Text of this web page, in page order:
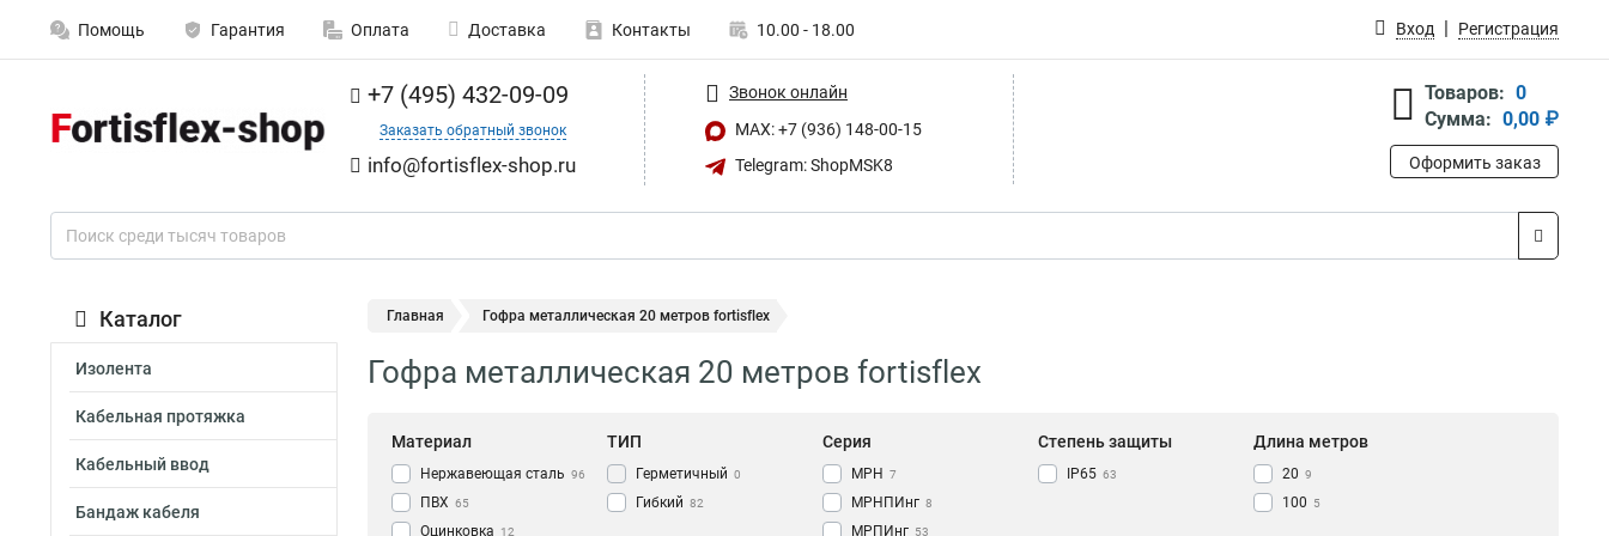
Помощь Гарантия Оплата Доставка Контакты 10.00 - 18.00 Вход Регистрация
+7 (495) 432-09-09
Заказать обратный звонок
info@fortisflex-shop.ru
Звонок онлайн
MAX: +7 (936) 148-00-15
Telegram: ShopMSK8
Товаров: 0
Сумма: 0,00 ₽
Оформить заказ
Каталог
Изолента
Кабельная протяжка
Кабельный ввод
Бандаж кабеля
Главная Гофра металлическая 20 метров fortisflex
Гофра металлическая 20 метров fortisflex
Материал
Нержавеющая сталь 96
ПВХ 65
Оцинковка 12
ТИП
Герметичный 0
Гибкий 82
Серия
МРН 7
МРНПИнг 8
МРПИнг 53
Степень защиты
IP65 63
Длина метров
20 9
100 5